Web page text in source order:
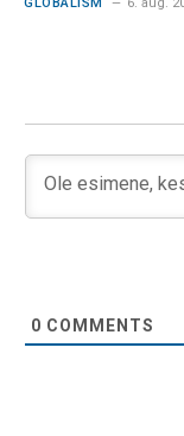
GLOBALISM 6. aug.
0 COMMENTS